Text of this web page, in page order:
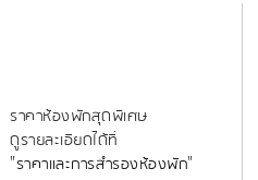
ราคาห้องพักสุดพิเศษ
ดูรายละเอียดได้ที่
"ราคาและการสำรองห้องพัก"